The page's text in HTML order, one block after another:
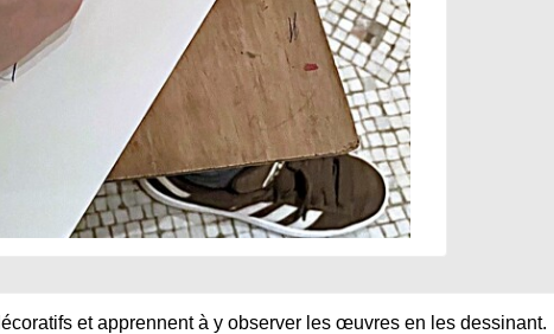
écoratifs et apprennent à y observer les œuvres en les dessinant.